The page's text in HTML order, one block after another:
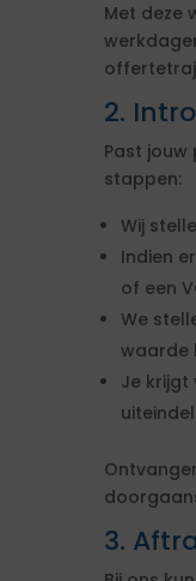
Met deze
2.
Past jouw
stappen:
Wij
Indien
of een
We
waarde
Je krijgt
3.